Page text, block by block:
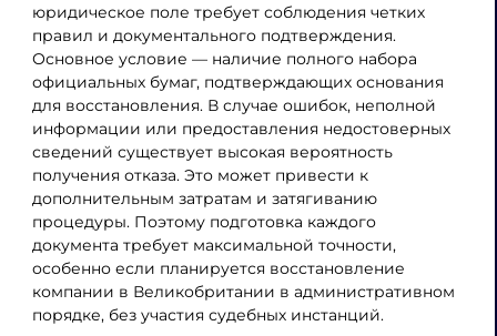
юридическое поле требует соблюдения четких
правил и документального подтверждения.
Основное условие — наличие полного набора
официальных бумаг, подтверждающих основания
для восстановления. В случае ошибок, неполной
информации или предоставления недостоверных
сведений существует высокая вероятность
получения отказа. Это может привести к
дополнительным затратам и затягиванию
процедуры. Поэтому подготовка каждого
документа требует максимальной точности,
особенно если планируется восстановление
компании в Великобритании в административном
порядке, без участия судебных инстанций.